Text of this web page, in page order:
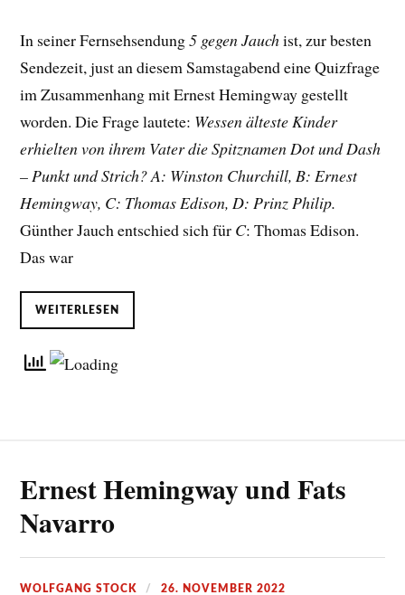
In seiner Fernsehsendung5 gegen Jauchist, zur besten
Sendezeit, just an diesem Samstagabend eine Quizfrage
im Zusammenhang mit Ernest Hemingway gestellt
worden. Die Frage lautete: Wessen älteste Kinder
erhielten von ihrem Vater die Spitznamen Dot und Dash
– Punkt und Strich? A: Winston Churchill, B: Ernest
Hemingway, C: Thomas Edison, D: Prinz Philip.
Günther Jauch entschied sich für C: Thomas Edison.
Das war
WEITERLESEN
Ernest Hemingway und Fats
Navarro
WOLFGANG STOCK 26. NOVEMBER 2022